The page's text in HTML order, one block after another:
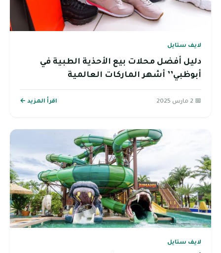
لايف ستايل
دليل أفضل محلات بيع الأحذية الطبية في
أبوظبي’’ أشهر الماركات العالمية
📅 2 مارس 2025 اقرأ المزيد ←
لايف ستايل